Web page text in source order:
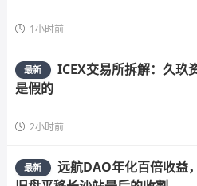
1小时前
最新
ICEX交易所拆解：久玖
是假的
2小时前
最新
远航DAO年化百倍收益